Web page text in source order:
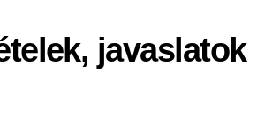
javaslatok